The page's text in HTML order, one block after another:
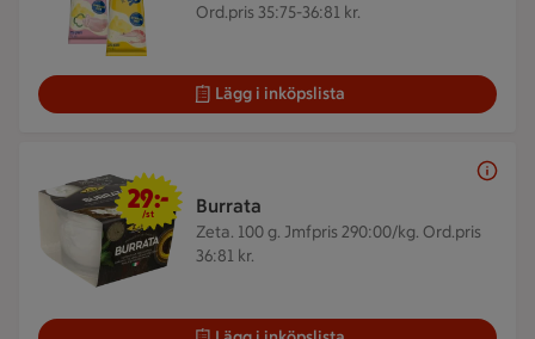
Ord.pris 35:75-36:81 kr.
Lägg i inköpslista
Burrata
Zeta. 100 g. Jmfpris 290:00/kg. Ord.pris
36:81 kr.
29 kr/st
29:-
/st